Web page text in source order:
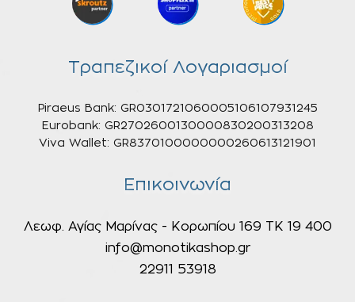
Τραπεζικοί Λογαριασμοί
Piraeus Bank: GR0301721060005106107931245
Eurobank: GR2702600130000830200313208
Viva Wallet: GR8370100000000260613121901
Επικοινωνία
Λεωφ. Αγίας Μαρίνας - Κορωπίου 169 ΤΚ 19 400
info@monotikashop.gr
22911 53918